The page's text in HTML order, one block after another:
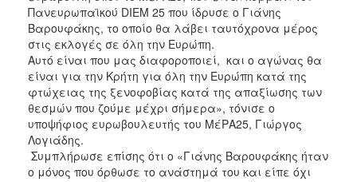
Πανευρωπαϊκού DIEM 25 που ίδρυσε ο Γιάνης
Βαρουφάκης, το οποίο θα λάβει ταυτόχρονα μέρος
στις εκλογές σε όλη την Ευρώπη.
Αυτό είναι που μας διαφοροποιεί, και ο αγώνας θα
είναι για την Κρήτη για όλη την Ευρώπη κατά της
φτώχειας της ξενοφοβίας κατά της απαξίωσης των
θεσμών που ζούμε μέχρι σήμερα», τόνισε ο
υποψήφιος ευρωβουλευτής του ΜέΡΑ25, Γιώργος
Λογιάδης.
Συμπλήρωσε επίσης ότι ο «Γιάνης Βαρουφάκης ήταν
ο μόνος που όρθωσε το ανάστημά του και είπε όχι